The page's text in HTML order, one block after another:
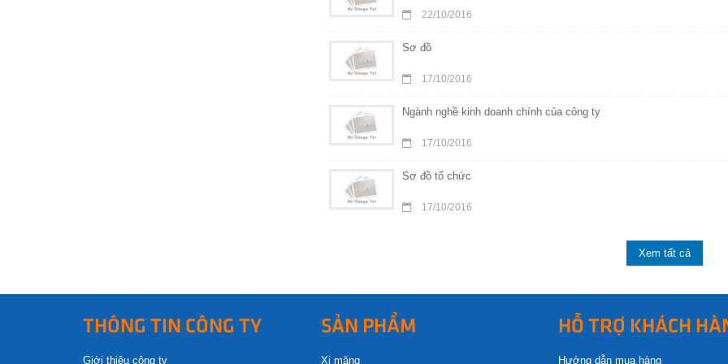
22/10/2016
Sơ đồ
17/10/2016
Ngành nghề kinh doanh chính của công ty
17/10/2016
Sơ đồ tổ chức
17/10/2016
Xem tất cả
THÔNG TIN CÔNG TY
Giới thiệu công ty
SẢN PHẨM
Xi măng
HỖ TRỢ KHÁCH
Hướng dẫn mua hàng